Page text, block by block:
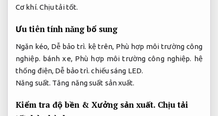
Cơ khí. Chịu tải tốt.
Ưu tiên tính năng bổ sung
Ngăn kéo, Dễ bảo trì. kệ trên, Phù hợp môi trường công
nghiệp. bánh xe, Phù hợp môi trường công nghiệp. hệ
thống điện, Dễ bảo trì. chiếu sáng LED.
Năng suất. Tăng năng suất sản xuất.
Kiểm tra độ bền & Xưởng sản xuất. Chịu tải